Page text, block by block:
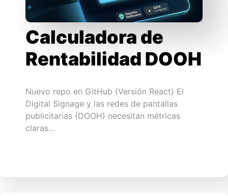
Calculadora de
Rentabilidad DOOH
Nuevo repo en GitHub (Versión React) El
Digital Signage y las redes de pantallas
publicitarias (DOOH) necesitan métricas
claras…